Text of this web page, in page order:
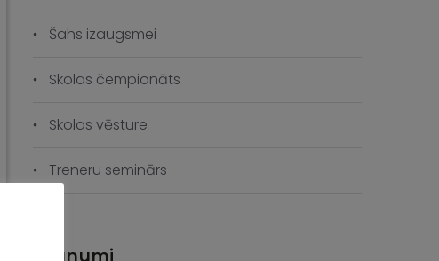
Šahs izaugsmei
Skolas čempionāts
Skolas vēsture
Treneru seminārs
Jaunumi